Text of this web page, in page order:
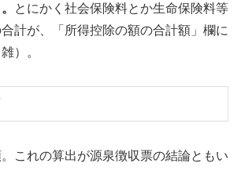
とにかく社会保険料とか生命保険料等
計が、「所得控除の額の合計額」欄に
）。
これの算出が源泉徴収票の結論ともい